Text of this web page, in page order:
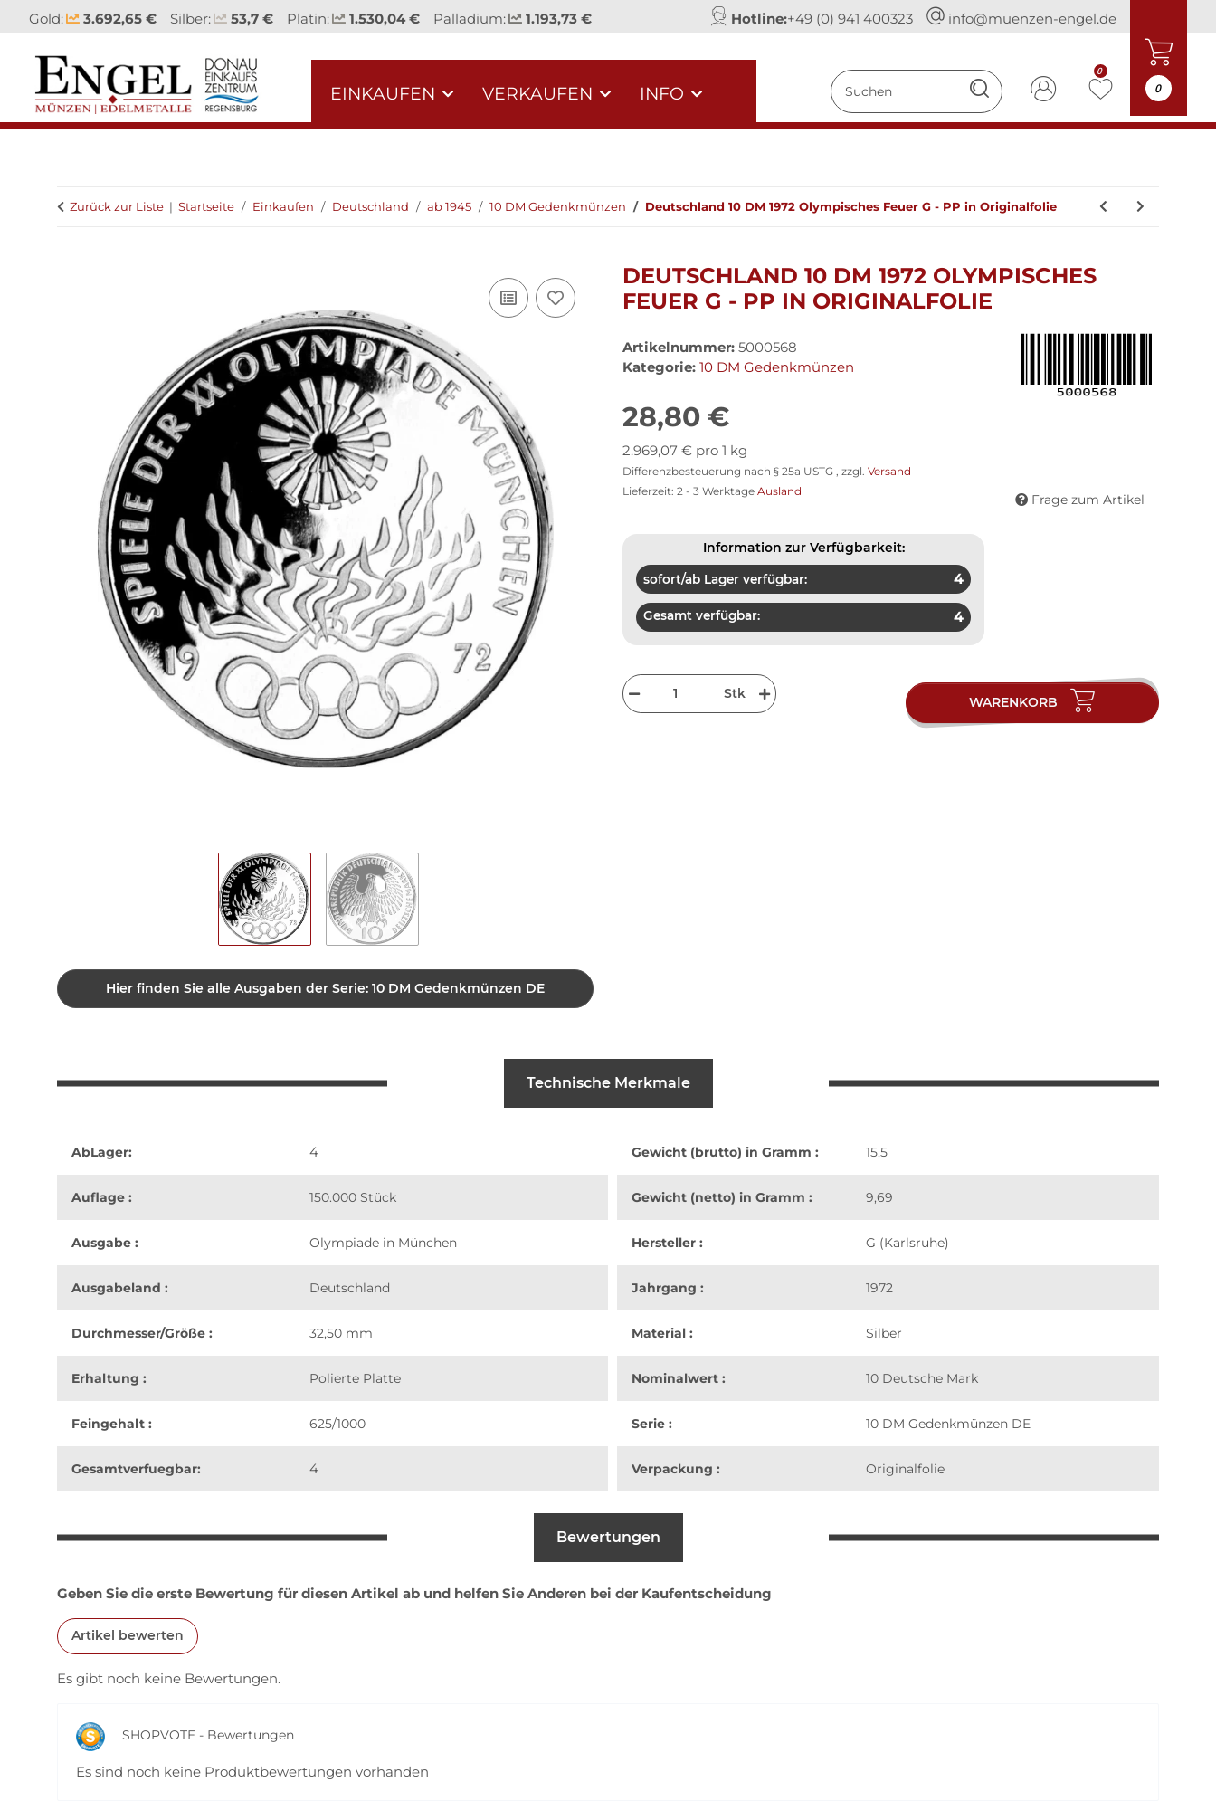
Gold: 3.692,65 € Silber: 53,7 € Platin: 1.530,04 € Palladium: 1.193,73 € Hotline:+49 (0) 941 400323 info@muenzen-engel.de
0
0
EINKAUFEN VERKAUFEN INFO
Zurück zur Liste Startseite Einkaufen Deutschland ab 1945 10 DM Gedenkmünzen Deutschland 10 DM 1972 Olympisches Feuer G - PP in Originalfolie
Hier finden Sie alle Ausgaben der Serie: 10 DM Gedenkmünzen DE
DEUTSCHLAND 10 DM 1972 OLYMPISCHES
FEUER G - PP IN ORIGINALFOLIE
Artikelnummer: 5000568
Kategorie: 10 DM Gedenkmünzen
28,80 €
2.969,07 € pro 1 kg
Differenzbesteuerung nach § 25a USTG , zzgl. Versand
Lieferzeit: 2 - 3 Werktage Ausland
Frage zum Artikel
Information zur Verfügbarkeit:
sofort/ab Lager verfügbar: 4
Gesamt verfügbar: 4
Stk
WARENKORB
Technische Merkmale
AbLager: 4
Auflage : 150.000 Stück
Ausgabe : Olympiade in München
Ausgabeland : Deutschland
Durchmesser/Größe : 32,50 mm
Erhaltung : Polierte Platte
Feingehalt : 625/1000
Gesamtverfuegbar: 4
Gewicht (brutto) in Gramm : 15,5
Gewicht (netto) in Gramm : 9,69
Hersteller : G (Karlsruhe)
Jahrgang : 1972
Material : Silber
Nominalwert : 10 Deutsche Mark
Serie : 10 DM Gedenkmünzen DE
Verpackung : Originalfolie
Bewertungen
Geben Sie die erste Bewertung für diesen Artikel ab und helfen Sie Anderen bei der Kaufentscheidung
Artikel bewerten
Es gibt noch keine Bewertungen.
SHOPVOTE - Bewertungen
Es sind noch keine Produktbewertungen vorhanden